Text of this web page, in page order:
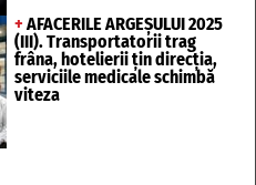
+ AFACERILE ARGEȘULUI 2025
(III). Transportatorii trag
frâna, hotelierii țin direcția,
serviciile medicale schimbă
viteza